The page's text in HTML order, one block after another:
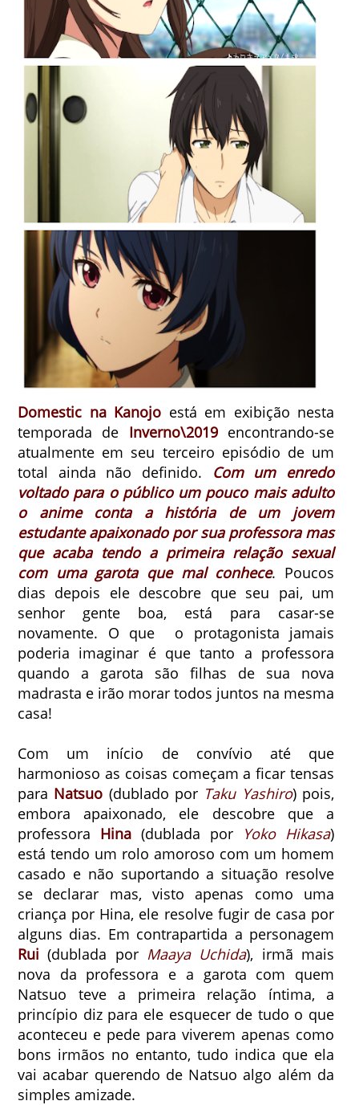
Domestic na Kanojo está em exibição nesta
temporada de Inverno\2019encontrando-se
atualmente em seu terceiro episódio de um
total ainda não definido. Com um enredo
voltado para o público um pouco mais adulto
o anime conta a história de um jovem
estudante apaixonado por sua professora mas
que acaba tendo a primeira relação sexual
com uma garota que mal conhece. Poucos
dias depois ele descobre que seu pai, um
senhor gente boa, está para casar-se
novamente. O que o protagonista jamais
poderia imaginar é que tanto a professora
quando a garota são filhas de sua nova
madrasta e irão morar todos juntos na mesma
casa!
Com um início de convívio até que
harmonioso as coisas começam a ficar tensas
para Natsuo (dublado por Taku Yashiro) pois,
embora apaixonado, ele descobre que a
professora Hina (dublada por Yoko Hikasa)
está tendo um rolo amoroso com um homem
casado e não suportando a situação resolve
se declarar mas, visto apenas como uma
criança por Hina, ele resolve fugir de casa por
alguns dias. Em contrapartida a personagem
Rui (dublada por Maaya Uchida), irmã mais
nova da professora e a garota com quem
Natsuo teve a primeira relação íntima, a
princípio diz para ele esquecer de tudo o que
aconteceu e pede para viverem apenas como
bons irmãos no entanto, tudo indica que ela
vai acabar querendo de Natsuo algo além da
simples amizade.